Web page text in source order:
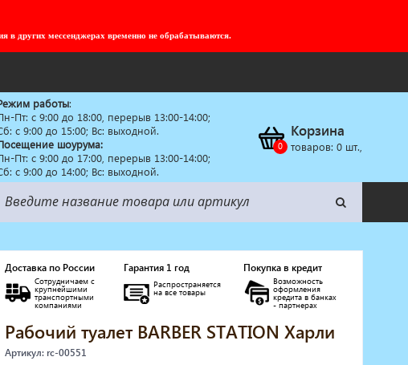
в других мессенджерах временно не обрабатываются.
работы:
Пт: c 9:00 до 18:00, перерыв 13:00-14:00;
с 9:00 до 15:00; Вс: выходной.
шоурума:
Пт: c 9:00 до 17:00, перерыв 13:00-14:00;
с 9:00 до 14:00; Вс: выходной.
Корзина
товаров: 0шт.,
Доставка по России
Сотрудничаем с
крупнейшими
транспортными
компаниями
Гарантия 1 год
Распространяется
на все товары
Покупка в кредит
Возможность
оформления
кредита в банках
- партнерах
Рабочий туалет BARBER STATION Харли
Артикул: rc-00551